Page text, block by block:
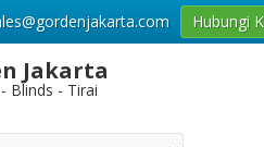
Jakarta
Blinds - Tirai
Hubungi